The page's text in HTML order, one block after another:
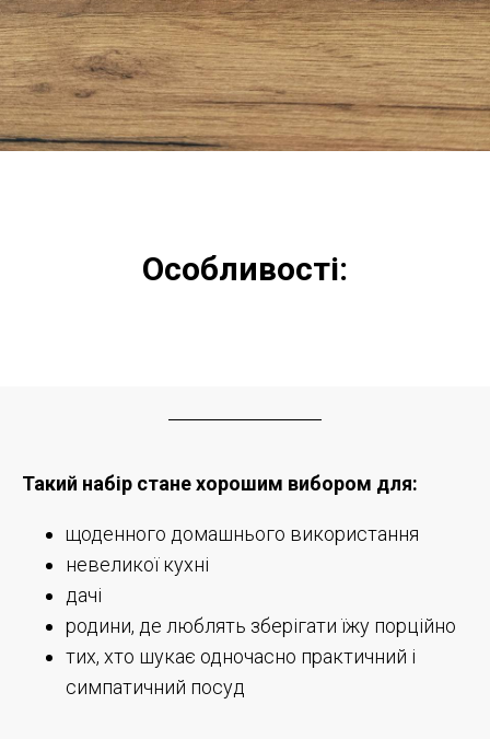
Особливості:
Такий набір стане хорошим вибором для:
щоденного домашнього використання
невеликої кухні
дачі
родини, де люблять зберігати їжу порційно
тих, хто шукає одночасно практичний і
симпатичний посуд